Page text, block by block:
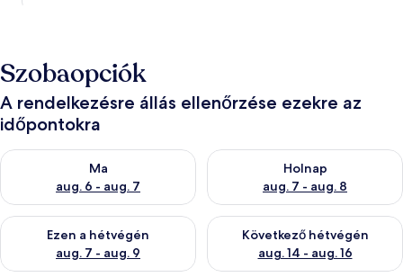
Szobaopciók
A rendelkezésre állás ellenőrzése ezekre az
időpontokra
Ma
aug. 6 - aug. 7
A ma esti rendelkezésre állás ellenőrzése: aug. 6 - aug. 7
Holnap
aug. 7 - aug. 8
A holnapi rendelkezésre állás
Ezen a hétvégén
aug. 7 - aug. 9
A mostani hétvégi rendelkezésre állás ellenőrzése: aug. 7 -
Következő hétvégén
aug. 14 - aug. 16
A következő hétvégi